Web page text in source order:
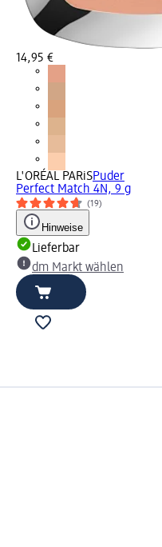
14,95 €
L'ORÉAL PARiSPuder
Perfect Match 4N, 9 g
(19)
Hinweise
Lieferbar
dm Markt wählen